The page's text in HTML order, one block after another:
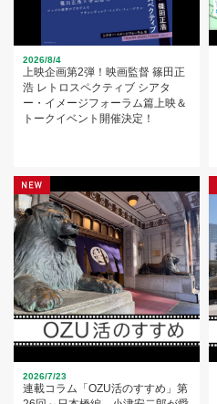
2026/8/4
上映企画第2弾！映画監督 篠田正
浩 レトロスペクティブ シアタ
ー・イメージフォーラム篇上映＆
トークイベント開催決定！
2026/7/23
連載コラム「OZU活のすすめ」第